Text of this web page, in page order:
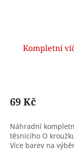
Kompletní
69 Kč
Náhradní
těsnicího O
Více barev na